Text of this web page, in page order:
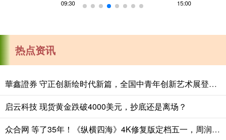
热点资讯
華鑫證券 守正创新绘时代新篇，全国中青年创新艺术展登陆中国美术馆
启云科技 现货黄金跌破4000美元，抄底还是离场？
众合网 等了35年！《纵横四海》4K修复版定档五一，周润发张国荣钟楚红绝版同框